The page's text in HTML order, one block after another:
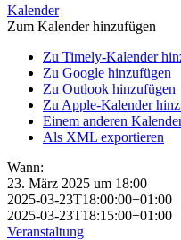
Kalender
Zum Kalender hinzufügen
Zu Timely-Kalender
Zu Google hinzufügen
Zu Outlook hinzufügen
Zu Apple-Kalender
Einem anderen
Als XML exportieren
Wann:
23. März 2025 um 18:00
2025-03-23T18:00:00+01:00
2025-03-23T18:15:00+01:00
Veranstaltung